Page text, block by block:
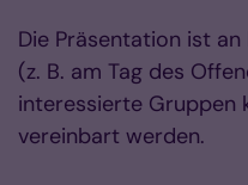
Die Präsentation ist
(z. B. am Tag des
interessierte Gruppen
vereinbart werden.